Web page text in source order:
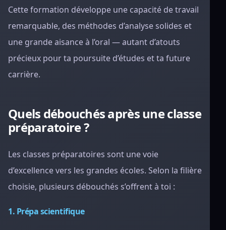
Cette formation développe une capacité de travail
remarquable, des méthodes d’analyse solides et
une grande aisance à l’oral — autant d’atouts
précieux pour ta poursuite d’études et ta future
carrière.
Quels débouchés après une classe
préparatoire ?
Les classes préparatoires sont une voie
d’excellence vers les grandes écoles. Selon la filière
choisie, plusieurs débouchés s’offrent à toi :
1. Prépa scientifique